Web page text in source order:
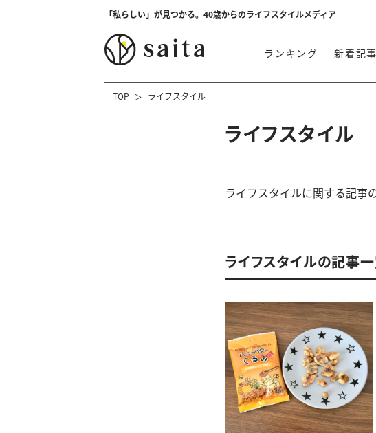
「私らしい」が見つかる。40歳からのライフスタイルメディア
ランキング 新着記事
TOP ライフスタイル
ライフスタイル
ライフスタイルに関する記事
ライフスタイルの記事